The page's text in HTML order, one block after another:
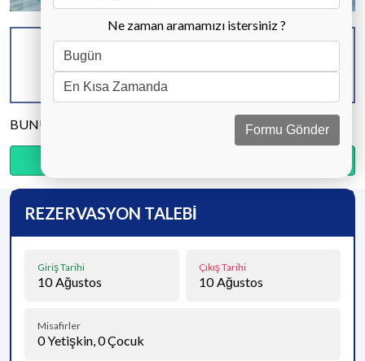
KAPASİTE
6 KİŞİ
BANYO & WC
3 ADET
YATAK ODASI
BUNU PAYLAŞ
REZERVASYON TALEBİ
Giriş Tarihi
10 Ağustos
Çıkış Tarihi
10 Ağustos
Misafirler
0Yetişkin,0Çocuk
Ne zaman aramamızı istersiniz ?
Formu Gönder